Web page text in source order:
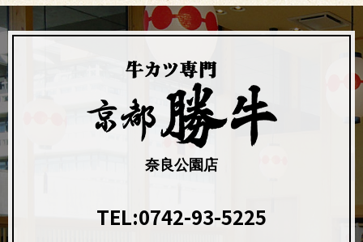
奈良公園店
TEL:0742-93-5225